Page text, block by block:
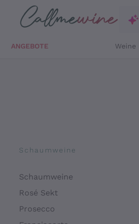
Zum Hauptinhalt springen
ANGEBOTE Weine
Schaumweine
Schaumweine
Rosé Sekt
Prosecco